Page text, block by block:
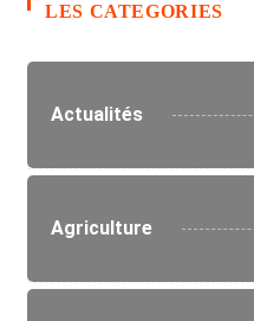
LES CATEGORIES
Actualités
Agriculture